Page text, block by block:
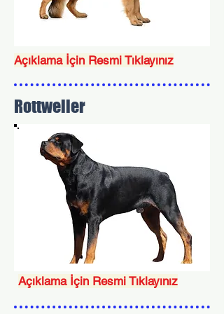
Açıklama İçin Resmi Tıklayınız
Rottweiler
Açıklama İçin Resmi Tıklayınız